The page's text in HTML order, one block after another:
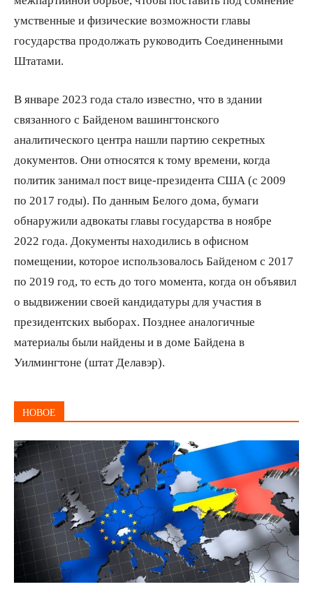
умственные и физические возможности главы
государства продолжать руководить Соединенными
Штатами.
В январе 2023 года стало известно, что в здании
связанного с Байденом вашингтонского
аналитического центра нашли партию секретных
документов. Они относятся к тому времени, когда
политик занимал пост вице-президента США (с 2009
по 2017 годы). По данным Белого дома, бумаги
обнаружили адвокаты главы государства в ноябре
2022 года. Документы находились в офисном
помещении, которое использовалось Байденом с 2017
по 2019 год, то есть до того момента, когда он объявил
о выдвижении своей кандидатуры для участия в
президентских выборах. Позднее аналогичные
материалы были найдены и в доме Байдена в
Уилмингтоне (штат Делавэр).
НОВОЕ